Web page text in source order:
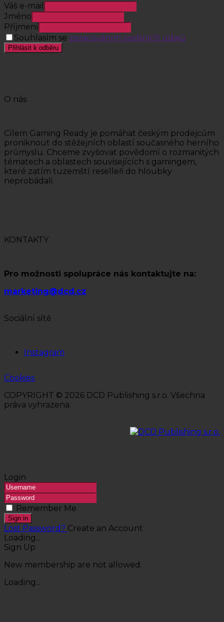
Váš e-mail
Jméno
Příjmení
Souhlasím se zpracováním osobních údajů
Přihlásit k odběru
O nás
Cílem Gaming Ready je pomáhat českým prodejcům
proniknout do stěžejních oblastí současného herního
průmyslu. Chceme zvyšovat povědomí o rozmanitých
tématech a oblastech souvisejících s gamingem,
které zatím tuzemští reselleři do hloubky
neprobádali.
KONTAKTY
Pro možnosti spolupráce nás kontaktujte na:
marketing@dcd.cz
Sociální sítě
Instagram
Cookies
COPYRIGHT © 2026 DCD Publishing s.r.o. Všechna
práva vyhrazena.
Login
Remember Me
Sign in
Lost Password? Create an Account
Loading...
Sign Up
New membership are not allowed.
Loading...